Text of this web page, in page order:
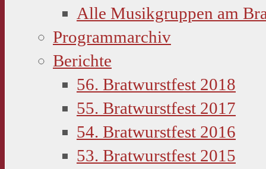
Alle Musikgruppen am
Programmarchiv
Berichte
56. Bratwurstfest 2018
55. Bratwurstfest 2017
54. Bratwurstfest 2016
53. Bratwurstfest 2015